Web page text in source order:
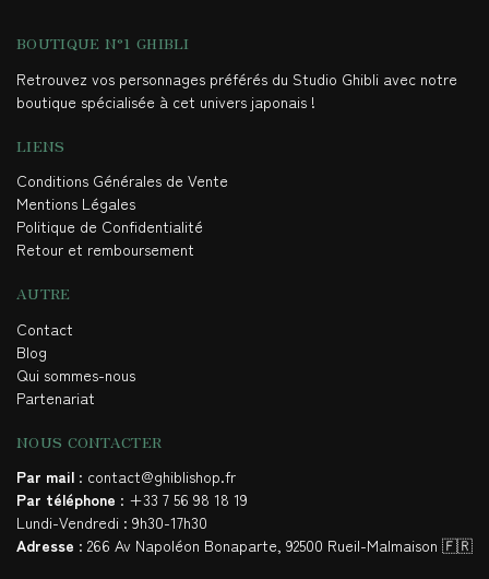
BOUTIQUE N°1 GHIBLI
Retrouvez vos personnages préférés du Studio Ghibli avec notre
boutique spécialisée à cet univers japonais !
LIENS
Conditions Générales de Vente
Mentions Légales
Politique de Confidentialité
Retour et remboursement
AUTRE
Contact
Blog
Qui sommes-nous
Partenariat
NOUS CONTACTER
Par mail : contact@ghiblishop.fr
Par téléphone : +33 7 56 98 18 19
Lundi-Vendredi : 9h30-17h30
Adresse : 266 Av Napoléon Bonaparte, 92500 Rueil-Malmaison 🇫🇷